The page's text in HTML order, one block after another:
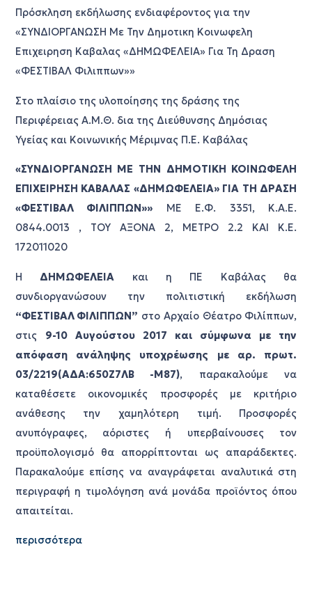
Πρόσκληση εκδήλωσης ενδιαφέροντος για την
«ΣΥΝΔΙΟΡΓΑΝΩΣΗ Με Την Δημοτικη Κοινωφελη
Επιχειρηση Καβαλας «ΔΗΜΩΦΕΛΕΙΑ» Για Τη Δραση
«ΦΕΣΤΙΒΑΛ Φιλιππων»»
Στο πλαίσιο της υλοποίησης της δράσης της
Περιφέρειας Α.Μ.Θ. δια της Διεύθυνσης Δημόσιας
Υγείας και Κοινωνικής Μέριμνας Π.Ε. Καβάλας
«ΣΥΝΔΙΟΡΓΑΝΩΣΗ ΜΕ ΤΗΝ ΔΗΜΟΤΙΚΗ ΚΟΙΝΩΦΕΛΗ
ΕΠΙΧΕΙΡΗΣΗ ΚΑΒΑΛΑΣ «ΔΗΜΩΦΕΛΕΙΑ» ΓΙΑ ΤΗ ΔΡΑΣΗ
«ΦΕΣΤΙΒΑΛ ΦΙΛΙΠΠΩΝ»» ΜΕ Ε.Φ. 3351, Κ.Α.Ε.
0844.0013 , ΤΟΥ ΑΞΟΝΑ 2, ΜΕΤΡΟ 2.2 ΚΑΙ Κ.Ε.
172011020
Η ΔΗΜΩΦΕΛΕΙΑ και η ΠΕ Καβάλας θα
συνδιοργανώσουν την πολιτιστική εκδήλωση
“ΦΕΣΤΙΒΑΛ ΦΙΛΙΠΠΩΝ” στο Αρχαίο Θέατρο Φιλίππων,
στις 9-10 Αυγούστου 2017 και σύμφωνα με την
απόφαση ανάληψης υποχρέωσης με αρ. πρωτ.
03/2219(ΑΔΑ:650Ζ7ΛΒ -Μ87), παρακαλούμε να
καταθέσετε οικονομικές προσφορές με κριτήριο
ανάθεσης την χαμηλότερη τιμή. Προσφορές
ανυπόγραφες, αόριστες ή υπερβαίνουσες τον
προϋπολογισμό θα απορρίπτονται ως απαράδεκτες.
Παρακαλούμε επίσης να αναγράφεται αναλυτικά στη
περιγραφή η τιμολόγηση ανά μονάδα προϊόντος όπου
απαιτείται.
περισσότερα